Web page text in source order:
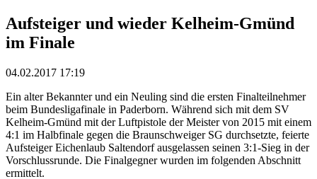
Aufsteiger und wieder Kelheim-Gmünd
im Finale
04.02.2017 17:19
Ein alter Bekannter und ein Neuling sind die ersten Finalteilnehmer
beim Bundesligafinale in Paderborn. Während sich mit dem SV
Kelheim-Gmünd mit der Luftpistole der Meister von 2015 mit einem
4:1 im Halbfinale gegen die Braunschweiger SG durchsetzte, feierte
Aufsteiger Eichenlaub Saltendorf ausgelassen seinen 3:1-Sieg in der
Vorschlussrunde. Die Finalgegner wurden im folgenden Abschnitt
ermittelt.